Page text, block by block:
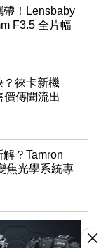
帶！Lensbaby
F3.5 全片幅
？徠卡新機
價傳聞流出
？Tamron
焦光學系統專